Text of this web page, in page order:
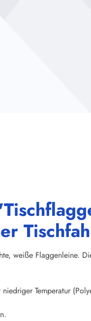
weiße Flaggenleine.
Temperatur